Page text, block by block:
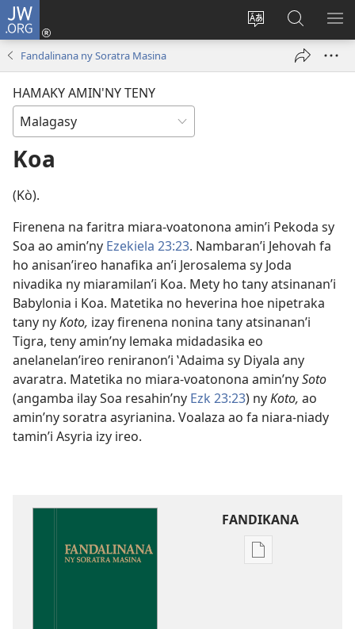
JW.ORG
Hiova
Hiditra
(manokatra
ato
Amin’ny
Fandalinana ny Soratra Masina
HAMAKY AMIN'NY TENY
Koa
(Kò).
Firenena na faritra miara-voatonona amin’i Pekoda sy
Soa ao amin’ny Ezekiela 23:23. Nambaran’i Jehovah fa
ho anisan’ireo hanafika an’i Jerosalema sy Joda
nivadika ny miaramilan’i Koa. Mety ho tany atsinanan’i
Babylonia i Koa. Matetika no heverina hoe nipetraka
tany nyKoto, izay firenena nonina tany atsinanan’i
Tigra, teny amin’ny lemaka midadasika eo
anelanelan’ireo reniranon’i ʽAdaima sy Diyala any
avaratra. Matetika no miara-voatonona amin’nySoto
(angamba ilay Soa resahin’ny Ezk 23:23) nyKoto, ao
amin’ny soratra asyrianina. Voalaza ao fa niara-niady
tamin’i Asyria izy ireo.
FANDIKANA
Fandikana